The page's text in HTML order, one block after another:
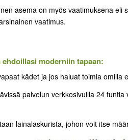
asema on myös vaatimuksena
vaatimus.
moderniin tapaan:
kädet ja jos haluat toimia omilla
palvelun verkkosivuilla 24
lainalaskurista, johon voit itse